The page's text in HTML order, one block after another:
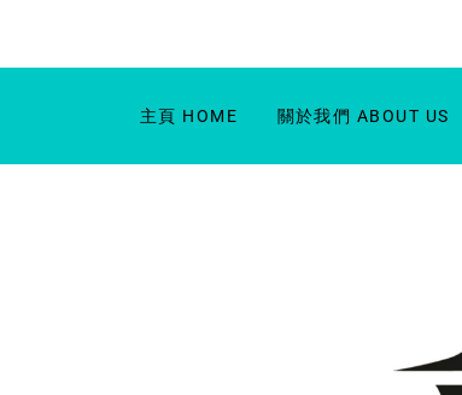
主頁 HOME 關於我們 ABOUT US